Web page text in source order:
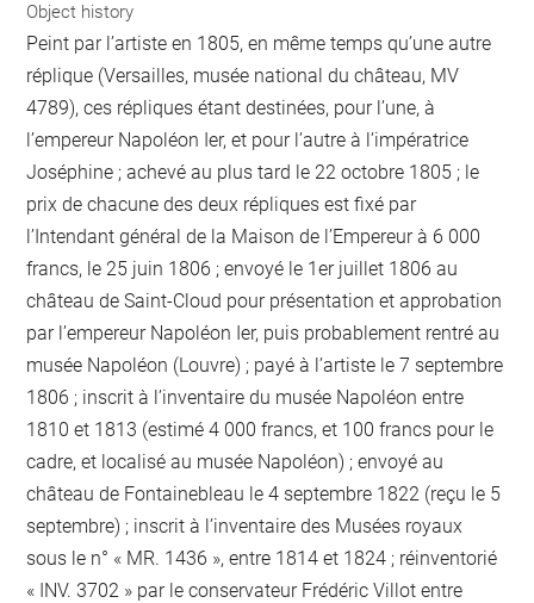
Object history
Peint par l’artiste en 1805, en même temps qu’une autre
réplique (Versailles, musée national du château, MV
4789), ces répliques étant destinées, pour l’une, à
l’empereur Napoléon Ier, et pour l’autre à l’impératrice
Joséphine ; achevé au plus tard le 22 octobre 1805 ; le
prix de chacune des deux répliques est fixé par
l’Intendant général de la Maison de l’Empereur à 6 000
francs, le 25 juin 1806 ; envoyé le 1er juillet 1806 au
château de Saint-Cloud pour présentation et approbation
par l’empereur Napoléon Ier, puis probablement rentré au
musée Napoléon (Louvre) ; payé à l’artiste le 7 septembre
1806 ; inscrit à l’inventaire du musée Napoléon entre
1810 et 1813 (estimé 4 000 francs, et 100 francs pour le
cadre, et localisé au musée Napoléon) ; envoyé au
château de Fontainebleau le 4 septembre 1822 (reçu le 5
septembre) ; inscrit à l’inventaire des Musées royaux
sous le n° « MR. 1436 », entre 1814 et 1824 ; réinventorié
« INV. 3702 » par le conservateur Frédéric Villot entre